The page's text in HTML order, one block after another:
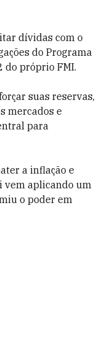
dívidas com o
do Programa
do próprio FMI.
suas reservas,
mercados e
para
a inflação e
vem aplicando um
o poder em